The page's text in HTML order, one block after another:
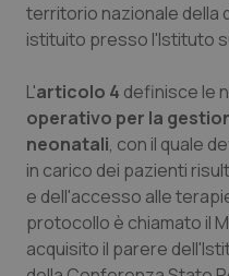
Rene & patologie
Salute orale &
Sangue &
Tiroide
Tumore al seno
territorio nazionale della
istituito presso l'Istituto
L'articolo 4 definisce le
operativo per la
neonatali, con il quale
in carico dei pazienti
e dell'accesso alle
protocollo è chiamato il
acquisito il parere